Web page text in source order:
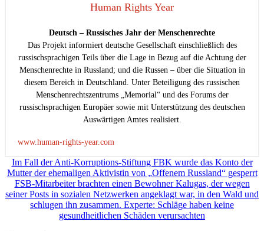
Human Rights Year
Deutsch – Russisches Jahr der Menschenrechte
Das Projekt informiert deutsche Gesellschaft einschließlich des
russischsprachigen Teils über die Lage in Bezug auf die Achtung der
Menschenrechte in Russland; und die Russen – über die Situation in
diesem Bereich in Deutschland. Unter Beteiligung des russischen
Menschenrechtszentrums „Memorial“ und des Forums der
russischsprachigen Europäer sowie mit Unterstützung des deutschen
Auswärtigen Amtes realisiert.
www.human-rights-year.com
Beitragsnavigation
Im Fall der Anti-Korruptions-Stiftung FBK wurde das Konto der
Mutter der ehemaligen Aktivistin von „Offenem Russland“ gesperrt
FSB-Mitarbeiter brachten einen Bewohner Kalugas, der wegen
seiner Posts in sozialen Netzwerken angeklagt war, in den Wald und
schlugen ihn zusammen. Experte: Schläge haben keine
gesundheitlichen Schäden verursachten